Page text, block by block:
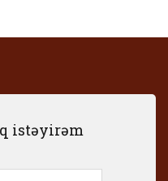
istəyirəm